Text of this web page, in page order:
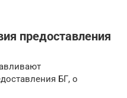
предоставления
БГ, о